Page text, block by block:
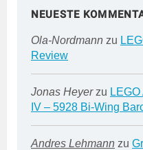
NEUESTE
Ola-Nordmann zu
Review
Jonas Heyerzu
IV – 5928 Bi-Wing
Andres Lehmann zu